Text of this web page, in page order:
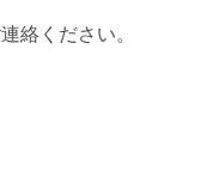
絡ください。